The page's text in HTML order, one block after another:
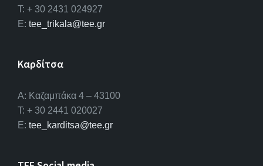
T: + 30 2431 024927
E: tee_trikala@tee.gr
Καρδίτσα
Α: Καζαμπάκα 4 – 43100
T: + 30 2441 020027
E: tee_karditsa@tee.gr